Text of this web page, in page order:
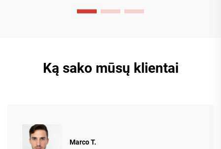
Ką sako mūsų klientai
Marco T.